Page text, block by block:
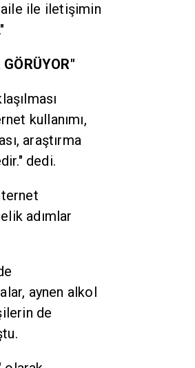
aile ile iletişimin
kullanımı,
araştırma
dedi.
adımlar
aynen alkol
de